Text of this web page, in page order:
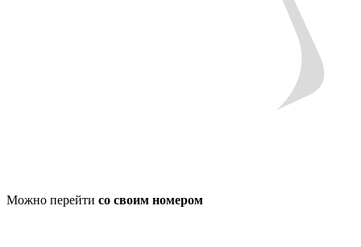
Можно перейти со своим номером